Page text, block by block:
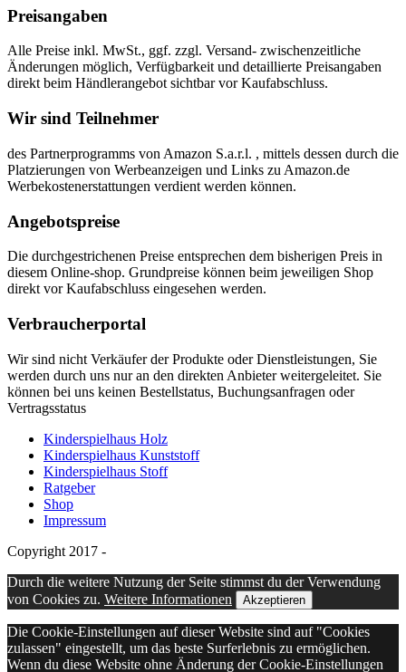
Preisangaben
Alle Preise inkl. MwSt., ggf. zzgl. Versand- zwischenzeitliche
Änderungen möglich, Verfügbarkeit und detaillierte Preisangaben
direkt beim Händlerangebot sichtbar vor Kaufabschluss.
Wir sind Teilnehmer
des Partnerprogramms von Amazon S.a.r.l. , mittels dessen durch die
Platzierungen von Werbeanzeigen und Links zu Amazon.de
Werbekostenerstattungen verdient werden können.
Angebotspreise
Die durchgestrichenen Preise entsprechen dem bisherigen Preis in
diesem Online-shop. Grundpreise können beim jeweiligen Shop
direkt vor Kaufabschluss eingesehen werden.
Verbraucherportal
Wir sind nicht Verkäufer der Produkte oder Dienstleistungen, Sie
werden durch uns nur an den direkten Anbieter weitergeleitet. Sie
können bei uns keinen Bestellstatus, Buchungsanfragen oder
Vertragsstatus
Kinderspielhaus Holz
Kinderspielhaus Kunststoff
Kinderspielhaus Stoff
Ratgeber
Shop
Impressum
Copyright 2017 -
Durch die weitere Nutzung der Seite stimmst du der Verwendung
von Cookies zu. Weitere Informationen Akzeptieren
Die Cookie-Einstellungen auf dieser Website sind auf "Cookies
zulassen" eingestellt, um das beste Surferlebnis zu ermöglichen.
Wenn du diese Website ohne Änderung der Cookie-Einstellungen